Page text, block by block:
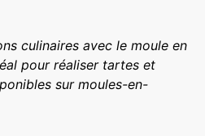
culinaires avec le moule en
pour réaliser tartes et
sur moules-en-